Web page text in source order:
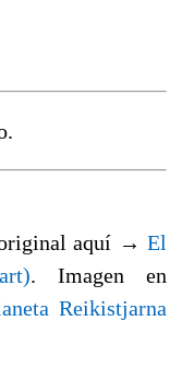
aquí →El
. Imagen en
Reikistjarna